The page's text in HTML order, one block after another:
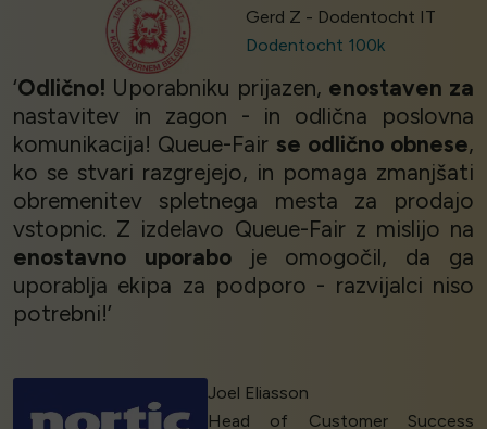
Gerd Z - Dodentocht IT
Dodentocht 100k
‘Odlično! Uporabniku prijazen, enostaven za
nastavitev in zagon - in odlična poslovna
komunikacija! Queue-Fair se odlično obnese,
ko se stvari razgrejejo, in pomaga zmanjšati
obremenitev spletnega mesta za prodajo
vstopnic. Z izdelavo Queue-Fair z mislijo na
enostavno uporaboje omogočil, da ga
uporablja ekipa za podporo - razvijalci niso
potrebni!’
Joel Eliasson
Head of Customer Success